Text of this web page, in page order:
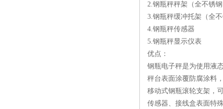
2.钢瓶秤秤架（全不锈
3.钢瓶秤缓冲托架（全
4.钢瓶秤传感器
5.钢瓶秤显示仪表
优点：
钢瓶电子秤是为使用液
秤台表面涂覆防腐涂料
移动式钢瓶滚轮支架，
传感器、接线盒表面特